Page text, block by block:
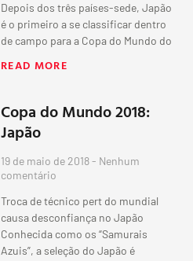
Depois dos três países-sede, Japão
é o primeiro a se classificar dentro
de campo para a Copa do Mundo do
READ MORE
Copa do Mundo 2018:
Japão
19 de maio de 2018 Nenhum
comentário
Troca de técnico pert do mundial
causa desconfiança no Japão
Conhecida como os “Samurais
Azuis”, a seleção do Japão é